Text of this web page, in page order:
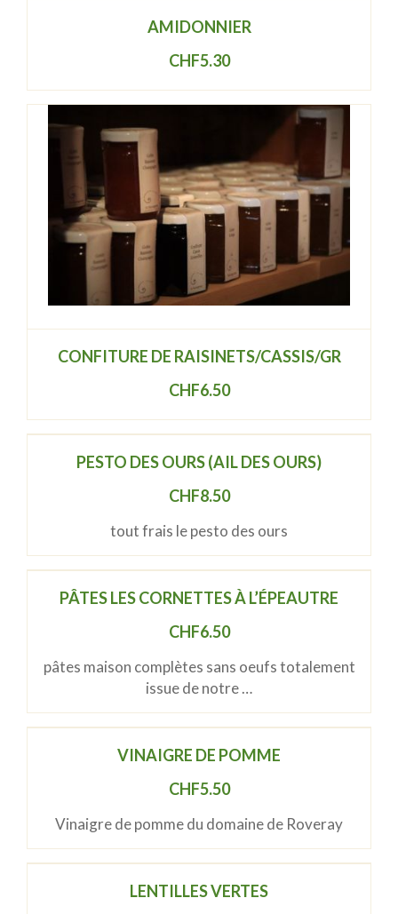
AMIDONNIER
CHF5.30
CONFITURE DE RAISINETS/CASSIS/GR
CHF6.50
PESTO DES OURS (AIL DES OURS)
CHF8.50
tout frais le pesto des ours
PÂTES LES CORNETTES À L’ÉPEAUTRE
CHF6.50
pâtes maison complètes sans oeufs totalement
issue de notre …
VINAIGRE DE POMME
CHF5.50
Vinaigre de pomme du domaine de Roveray
LENTILLES VERTES